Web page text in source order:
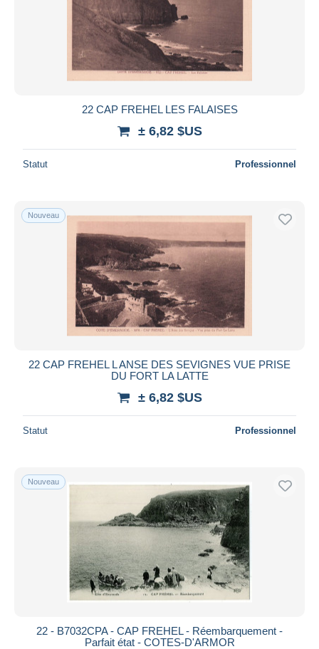
22 CAP FREHEL LES FALAISES
± 6,82 $US
Statut Professionnel
Nouveau
22 CAP FREHEL L ANSE DES SEVIGNES VUE PRISE
DU FORT LA LATTE
± 6,82 $US
Statut Professionnel
Nouveau
22 - B7032CPA - CAP FREHEL - Réembarquement -
Parfait état - COTES-D'ARMOR